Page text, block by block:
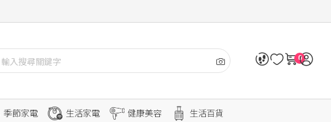
0
季節家電 生活家電 健康美容 生活百貨